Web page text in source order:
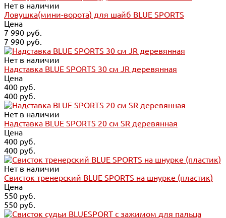
Нет в наличии
Ловушка(мини-ворота) для шайб BLUE SPORTS
Цена
7 990 руб.
7 990 руб.
Нет в наличии
Надставка BLUE SPORTS 30 см JR деревянная
Цена
400 руб.
400 руб.
Нет в наличии
Надставка BLUE SPORTS 20 см SR деревянная
Цена
400 руб.
400 руб.
Нет в наличии
Свисток тренерский BLUE SPORTS на шнурке (пластик)
Цена
550 руб.
550 руб.